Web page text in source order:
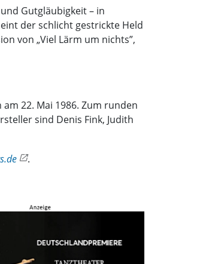
Gutgläubigkeit – in
der schlicht gestrickte Held
von „Viel Lärm um nichts”,
22. Mai 1986. Zum runden
sind Denis Fink, Judith
.